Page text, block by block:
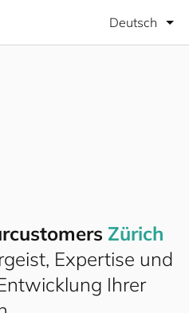
Sprache
customers Zürich
Expertise und
Ihrer